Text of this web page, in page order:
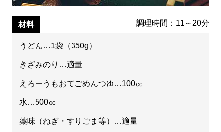
材料 調理時間：11～20分
うどん…1袋（350g）
きざみのり…適量
えろーうもおてごめんつゆ…100㏄
水…500㏄
薬味（ねぎ・すりごま等）…適量